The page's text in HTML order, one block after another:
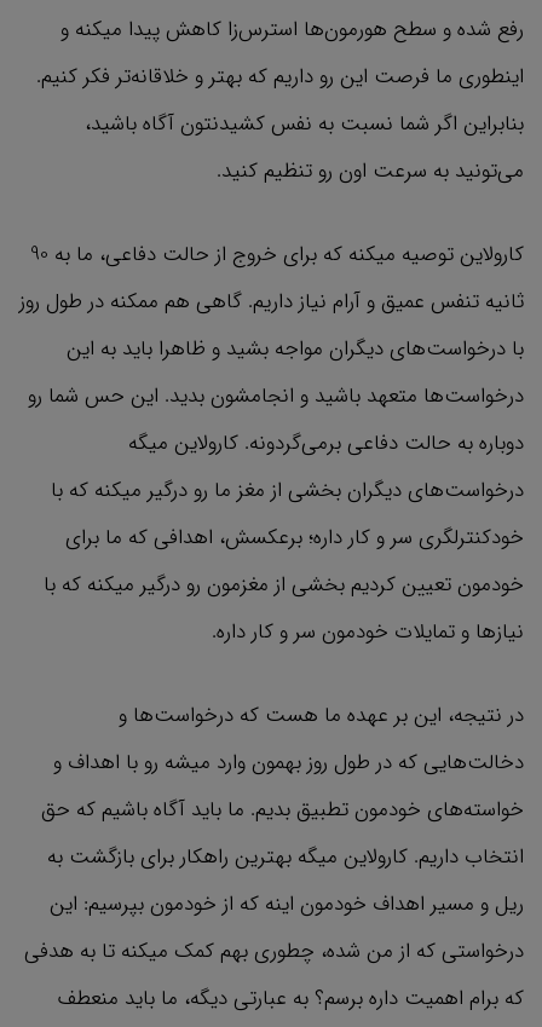
رفع شده و سطح هورمون‌ها استرس‌زا کاهش پیدا میکنه و
اینطوری ما فرصت این رو داریم که بهتر و خلاقانه‌تر فکر کنیم.
بنابراین اگر شما نسبت به نفس کشیدنتون آگاه باشید،
می‌تونید به سرعت اون رو تنظیم کنید.
کارولاین توصیه میکنه که برای خروج از حالت دفاعی، ما به 90
ثانیه تنفس عمیق و آرام نیاز داریم. گاهی هم ممکنه در طول روز
با درخواست‌های دیگران مواجه بشید و ظاهرا باید به این
درخواست‌ها متعهد باشید و انجامشون بدید. این حس شما رو
دوباره به حالت دفاعی برمی‌گردونه. کارولاین میگه
درخواست‌‌های دیگران بخشی از مغز ما رو درگیر میکنه که با
خودکنترلگری سر و کار داره؛ برعکسش، اهدافی که ما برای
خودمون تعیین کردیم بخشی از مغزمون رو درگیر میکنه که با
نیازها و تمایلات خودمون سر و کار داره.
در نتیجه، این بر عهده ما هست که درخواست‌ها و
دخالت‌هایی که در طول روز بهمون وارد میشه رو با اهداف و
خواسته‌های خودمون تطبیق بدیم. ما باید آگاه باشیم که حق
انتخاب داریم. کارولاین میگه بهترین راهکار برای بازگشت به
ریل و مسیر اهداف خودمون اینه که از خودمون بپرسیم: این
درخواستی که از من شده، چطوری بهم کمک میکنه تا به هدفی
که برام اهمیت داره برسم؟ به عبارتی دیگه، ما باید منعطف